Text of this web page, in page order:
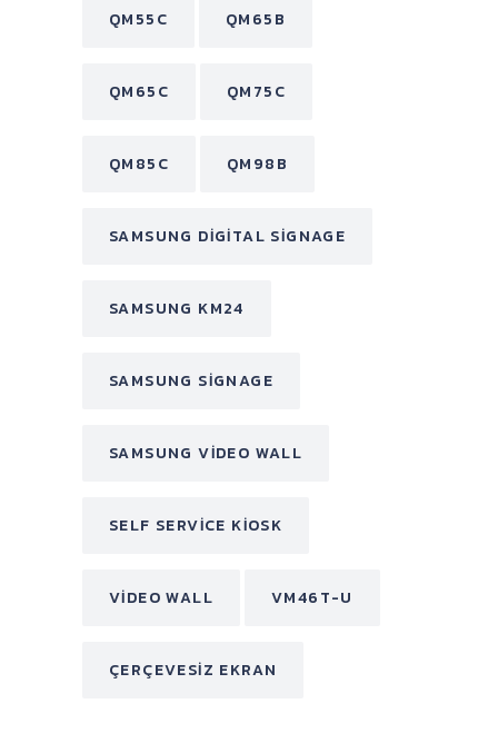
QM55C QM65B
QM65C QM75C
QM85C QM98B
SAMSUNG DIGITAL SIGNAGE
SAMSUNG KM24
SAMSUNG SIGNAGE
SAMSUNG VIDEO WALL
SELF SERVICE KIOSK
VIDEO WALL VM46T-U
ÇERÇEVESIZ EKRAN